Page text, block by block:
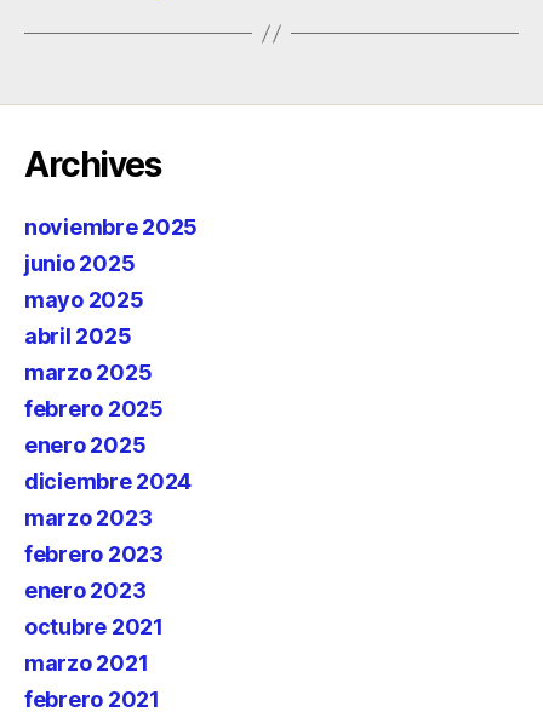
Archives
noviembre 2025
junio 2025
mayo 2025
abril 2025
marzo 2025
febrero 2025
enero 2025
diciembre 2024
marzo 2023
febrero 2023
enero 2023
octubre 2021
marzo 2021
febrero 2021